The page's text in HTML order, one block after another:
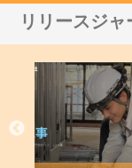
リリースジ